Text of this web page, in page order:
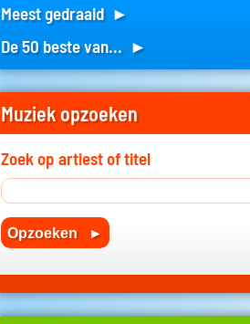
Meest gedraaid ►
De 50 beste van... ►
Muziek opzoeken
Zoek op artiest of titel